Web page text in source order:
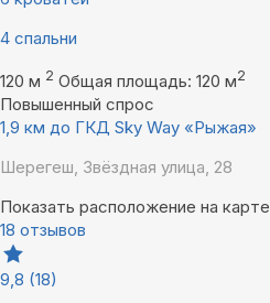
4 спальни
120 м 2 Общая площадь: 120 м2
Повышенный спрос
1,9 км до ГКД Sky Way «Рыжая»
Шерегеш, Звёздная улица, 28
Показать расположение на карте
18 отзывов
9,8 (18)